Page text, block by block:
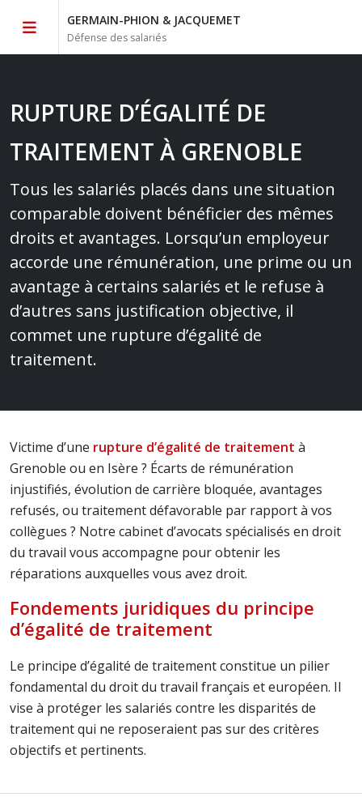
GERMAIN-PHION & JACQUEMET
Défense des salariés
RUPTURE D’ÉGALITÉ DE
TRAITEMENT À GRENOBLE
Tous les salariés placés dans une situation
comparable doivent bénéficier des mêmes
droits et avantages. Lorsqu’un employeur
accorde une rémunération, une prime ou un
avantage à certains salariés et le refuse à
d’autres sans justification objective, il
commet une rupture d’égalité de
traitement.
Victime d’une rupture d’égalité de traitement à
Grenoble ou en Isère ? Écarts de rémunération
injustifiés, évolution de carrière bloquée, avantages
refusés, ou traitement défavorable par rapport à vos
collègues ? Notre cabinet d’avocats spécialisés en droit
du travail vous accompagne pour obtenir les
réparations auxquelles vous avez droit.
Fondements juridiques du principe
d’égalité de traitement
Le principe d’égalité de traitement constitue un pilier
fondamental du droit du travail français et européen. Il
vise à protéger les salariés contre les disparités de
traitement qui ne reposeraient pas sur des critères
objectifs et pertinents.